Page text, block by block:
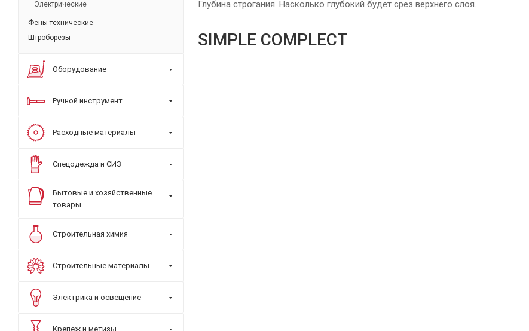
Глубина строгания. Насколько глубокий будет срез верхнего слоя.
SIMPLE COMPLECT
Электрические
Фены технические
Штроборезы
Оборудование
Ручной инструмент
Расходные материалы
Спецодежда и СИЗ
Бытовые и хозяйственные
товары
Строительная химия
Строительные материалы
Электрика и освещение
Крепеж и метизы